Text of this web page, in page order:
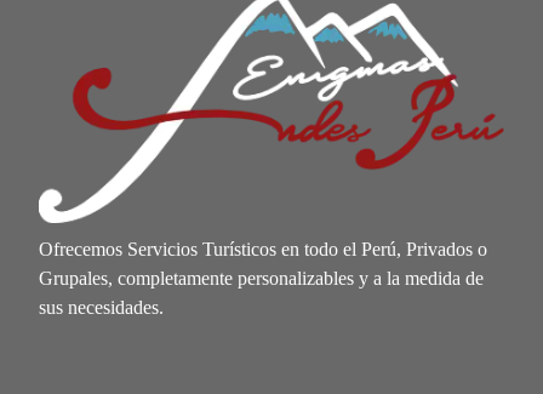
Ofrecemos Servicios Turísticos en todo el Perú, Privados o
Grupales, completamente personalizables y a la medida de
sus necesidades.